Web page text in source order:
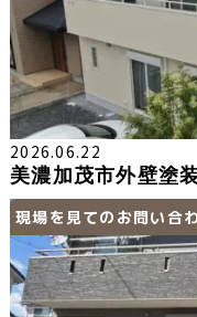
2026.06.22
美濃加茂市外壁塗
現場を見てのお問い合